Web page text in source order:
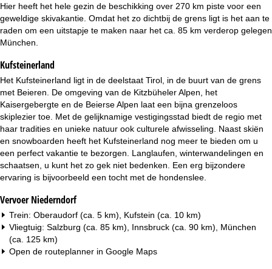
n
a
Hier heeft het hele gezin de beschikking over 270 km piste voor een
geweldige skivakantie. Omdat het zo dichtbij de grens ligt is het aan te
raden om een uitstapje te maken naar het ca. 85 km verderop gelegen
München.
Kufsteinerland
Het Kufsteinerland ligt in de deelstaat Tirol, in de buurt van de grens
met Beieren. De omgeving van de Kitzbüheler Alpen, het
Kaisergebergte en de Beierse Alpen laat een bijna grenzeloos
skiplezier toe. Met de gelijknamige vestigingsstad biedt de regio met
haar tradities en unieke natuur ook culturele afwisseling. Naast skiën
en snowboarden heeft het Kufsteinerland nog meer te bieden om u
een perfect vakantie te bezorgen. Langlaufen, winterwandelingen en
schaatsen, u kunt het zo gek niet bedenken. Een erg bijzondere
ervaring is bijvoorbeeld een tocht met de hondenslee.
Vervoer Niederndorf
Trein: Oberaudorf (ca. 5 km), Kufstein (ca. 10 km)
Vliegtuig: Salzburg (ca. 85 km), Innsbruck (ca. 90 km), München
(ca. 125 km)
Open de routeplanner in Google Maps